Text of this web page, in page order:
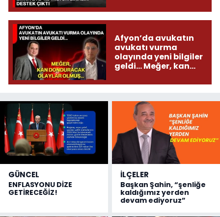
Afyon’da avukatın
avukatı vurma
olayında yeni bilgiler
geldi... Meğer, kan
olmuş...
GÜNCEL
ENFLASYONU DİZE
GETİRECEĞİZ!
İLÇELER
Başkan Şahin, “şenliğe
kaldığımız yerden
devam ediyoruz”